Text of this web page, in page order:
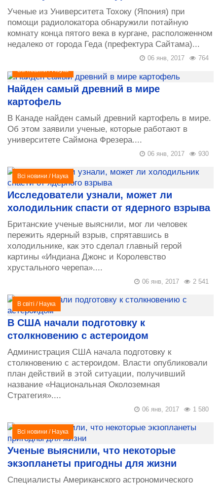
Ученые из Университета Тохоку (Япония) при
помощи радиолокатора обнаружили потайную
комнату конца пятого века в кургане, расположенном
недалеко от города Геда (префектура Сайтама)...
764
06 янв, 2017
Всі новини/Наука
Найден самый древний в мире
картофель
В Канаде найден самый древний картофель в мире.
Об этом заявили ученые, которые работают в
университете Саймона Фрезера....
930
06 янв, 2017
Всі новини / Наука
Исследователи узнали, может ли
холодильник спасти от ядерного взрыва
Британские ученые выяснили, мог ли человек
пережить ядерный взрыв, спрятавшись в
холодильнике, как это сделал главный герой
картины «Индиана Джонс и Королевство
хрустального черепа»....
2 541
06 янв, 2017
В світі / Наука
В США начали подготовку к
столкновению с астероидом
Администрация США начала подготовку к
столкновению с астероидом. Власти опубликовали
план действий в этой ситуации, получивший
название «Национальная Околоземная
Стратегия»....
1 580
06 янв, 2017
Всі новини / Наука
Ученые выяснили, что некоторые
экзопланеты пригодны для жизни
Специалисты Американского астрономического